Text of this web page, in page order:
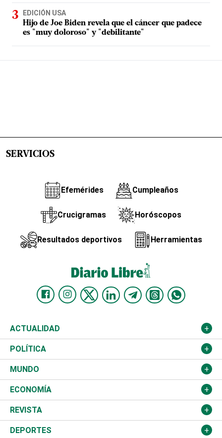
EDICIÓN USA
Hijo de Joe Biden revela que el cáncer que padece
es "muy doloroso" y "debilitante"
SERVICIOS
Efemérides Cumpleaños
Crucigramas Horóscopos
Resultados deportivos Herramientas
ACTUALIDAD
Nacional
Ciudad
Educación
Salud
Justicia
POLÍTICA
Partidos
JCE
TSE
Congreso Nacional
MUNDO
Estados Unidos
América Latina
Haití
ECONOMÍA
Finanzas
Turismo
REVISTA
Música
DEPORTES